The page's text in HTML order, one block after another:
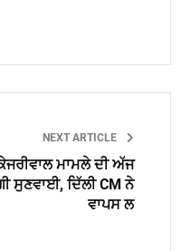
NEXT ARTICLE
ਮਾਮਲੇ ਦੀ ਅੱਜ
ਸੁਣਵਾਈ, ਦਿੱਲੀ CM ਨੇ
ਵਾਪਸ ਲ